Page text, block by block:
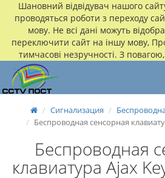
Шановний відвідувач нашого
проводяться роботи з переходу
мову. Не всі дані можуть
переключити сайт на іншу мову,
тимчасові незручності. З
Сигнализация
Беспроводная сенсорная
Беспроводная
клавиатура Ajax